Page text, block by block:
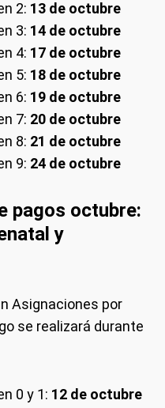
2: 13 de octubre
3: 14 de octubre
4: 17 de octubre
5: 18 de octubre
6: 19 de octubre
7: 20 de octubre
8: 21 de octubre
9: 24 de octubre
pagos octubre:
y
Asignaciones por
se realizará durante
0 y 1: 12 de octubre